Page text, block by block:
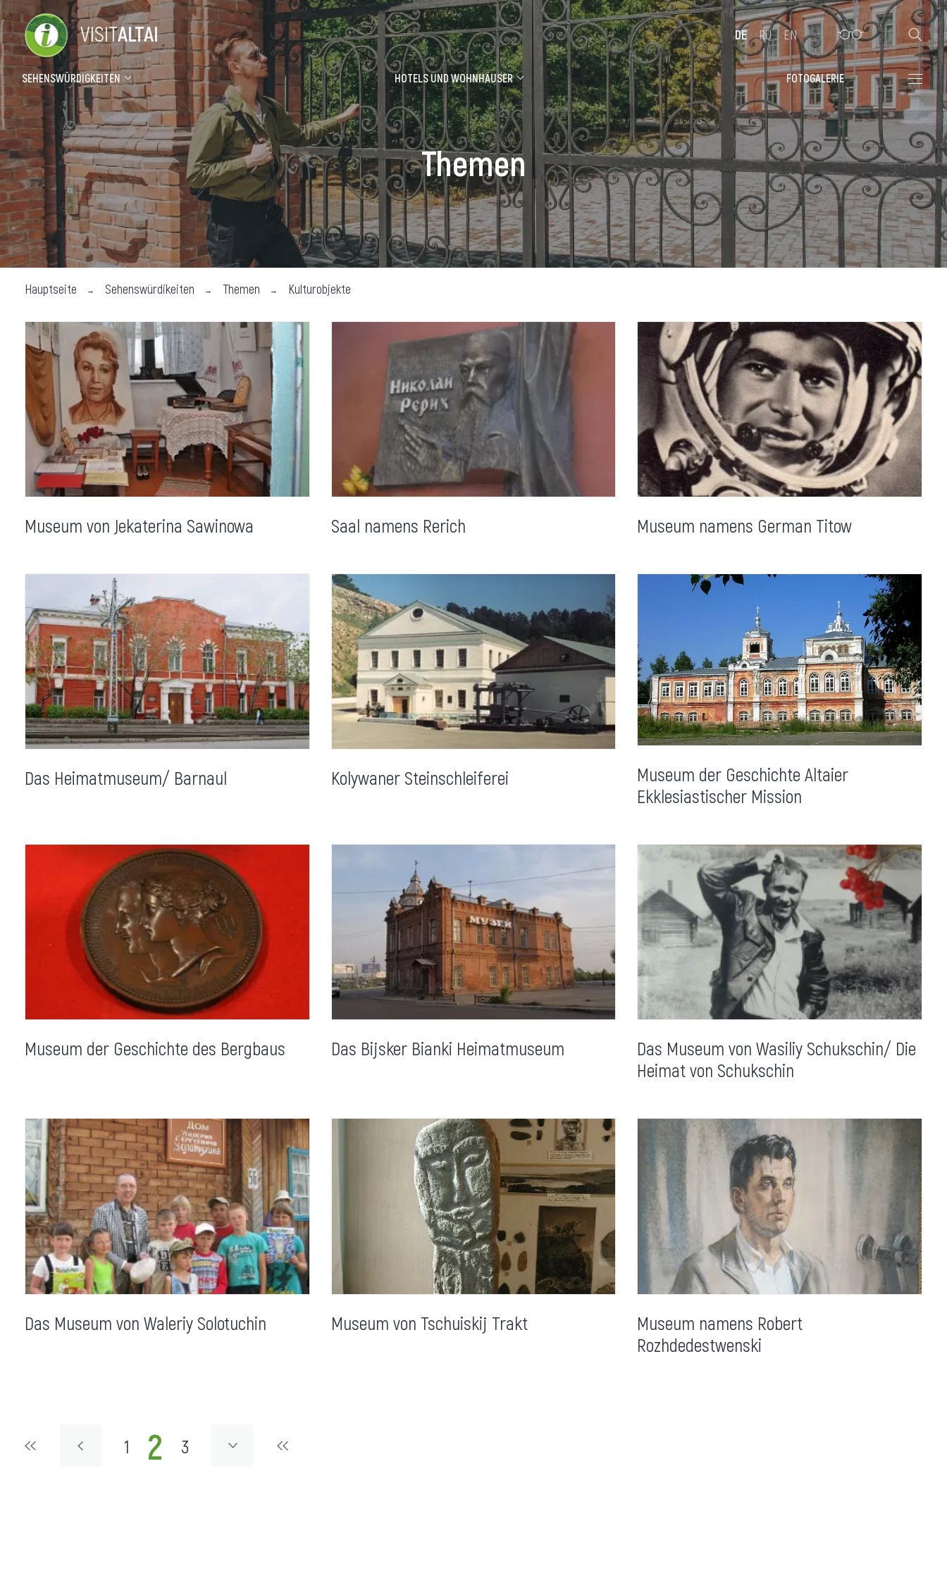
Sehenswürdigkeiten
Themen
Touristischen attraktionen
Hotels und Wohnhäuser
Sanatorien
Hotels and inns
Gäste Häuser
Ferienlagerer
Pannendienst
VISITALTAI
SEHENSWÜRDIGKEITEN HOTELS UND WOHNHÄUSER FOTOGALERIE
DE RU EN
Themen
Hauptseite Sehenswürdikeiten Themen Kulturobjekte
Museum von Jekaterina Sawinowa Saal namens Rerich Museum namens German Titow
Das Heimatmuseum/ Barnaul Kolywaner Steinschleiferei
Museum der Geschichte Altaier
Ekklesiastischer Mission
Museum der Geschichte des Bergbaus Das Bijsker Bianki Heimatmuseum
Das Museum von Wasiliy Schukschin/ Die
Heimat von Schukschin
Das Museum von Waleriy Solotuchin Museum von Tschuiskij Trakt
Museum namens Robert
Rozhdedestwenski
1 2 3